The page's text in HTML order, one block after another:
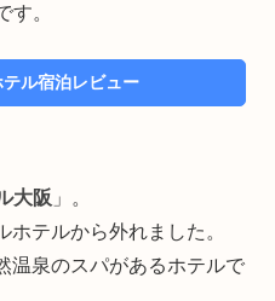
す。
ル宿泊レビュー
大阪 」。
テルから外れました。
温泉のスパがあるホテルで